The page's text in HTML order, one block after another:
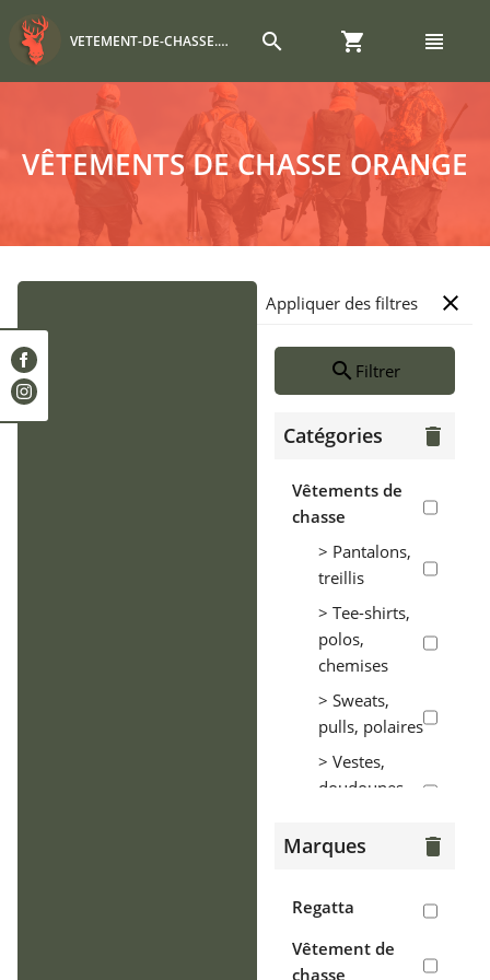
VETEMENT-DE-CHASSE.COM search shopping_cart view_headline
VÊTEMENTS DE CHASSE ORANGE
Appliquer des filtres close
search Filtrer
Catégories delete
Vêtements de
chasse
> Pantalons,
treillis
> Tee-shirts,
polos,
chemises
> Sweats,
pulls, polaires
> Vestes,
doudounes,
> Coupe-vent,
pluie
> Gilets
Marques delete
Regatta
Vêtement de
chasse